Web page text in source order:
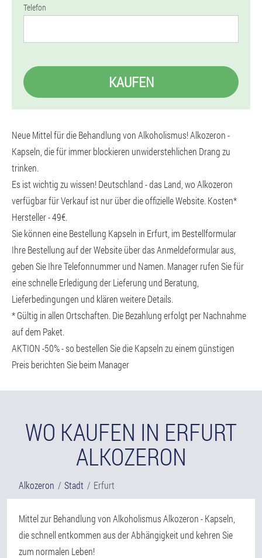
Telefon
KAUFEN
Neue Mittel für die Behandlung von Alkoholismus! Alkozeron -
Kapseln, die für immer blockieren unwiderstehlichen Drang zu
trinken.
Es ist wichtig zu wissen! Deutschland - das Land, wo Alkozeron
verfügbar für Verkauf ist nur über die offizielle Website. Kosten*
Hersteller - 49€.
Sie können eine Bestellung Kapseln in Erfurt, im Bestellformular
Ihre Bestellung auf der Website über das Anmeldeformular aus,
geben Sie Ihre Telefonnummer und Namen. Manager rufen Sie für
eine schnelle Erledigung der Lieferung und Beratung,
Lieferbedingungen und klären weitere Details.
* Gültig in allen Ortschaften. Die Bezahlung erfolgt per Nachnahme
auf dem Paket.
AKTION -50% - so bestellen Sie die Kapseln zu einem günstigen
Preis berichten Sie beim Manager
WO KAUFEN IN ERFURT
ALKOZERON
Alkozeron Stadt Erfurt
Mittel zur Behandlung von Alkoholismus Alkozeron - Kapseln,
die schnell entkommen aus der Abhängigkeit und kehren Sie
zum normalen Leben!